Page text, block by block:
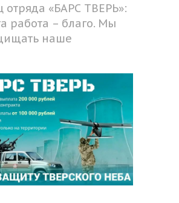
«БАРС ТВЕРЬ»:
работа – благо. Мы
наше